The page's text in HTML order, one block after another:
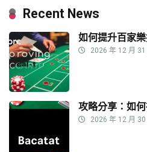
Recent News
如何提升百家
2026 年 12 月 31
攻略分享：如
2026 年 12 月 30